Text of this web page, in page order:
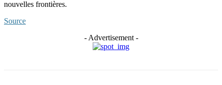
nouvelles frontières.
Source
- Advertisement -